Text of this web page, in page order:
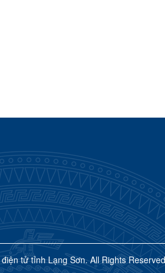
tử tỉnh Lạng Sơn. All Rights Reserved